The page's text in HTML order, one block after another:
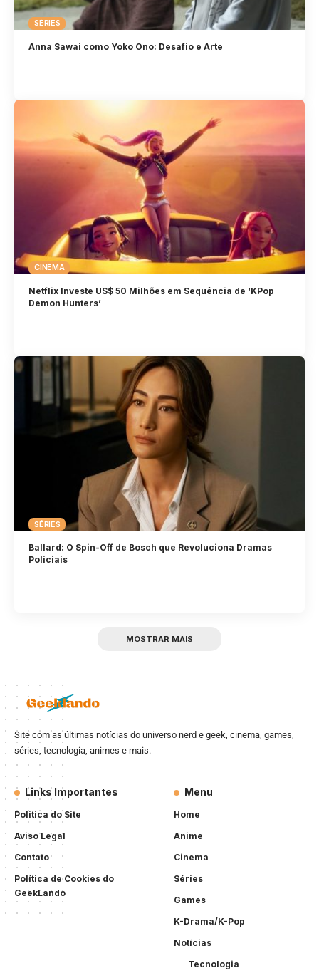
SÉRIES
Anna Sawai como Yoko Ono: Desafio e Arte
CINEMA
Netflix Investe US$ 50 Milhões em Sequência de ‘KPop
Demon Hunters’
SÉRIES
Ballard: O Spin-Off de Bosch que Revoluciona Dramas
Policiais
MOSTRAR MAIS
Site com as últimas notícias do universo nerd e geek, cinema, games,
séries, tecnologia, animes e mais.
Links Importantes
Politica do Site
Aviso Legal
Contato
Política de Cookies do
GeekLando
Menu
Home
Anime
Cinema
Séries
Games
K-Drama/K-Pop
Notícias
Tecnologia